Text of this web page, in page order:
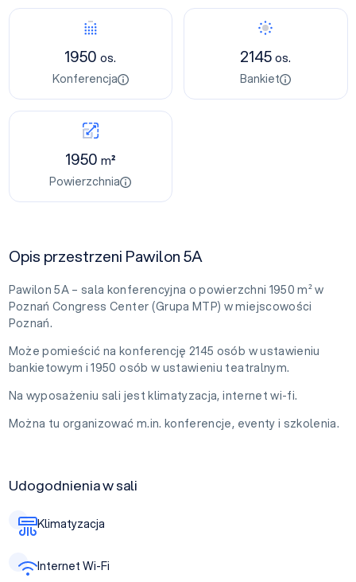
1950os.
Konferencja
2145os.
Bankiet
1950m²
Powierzchnia
Opis przestrzeni Pawilon 5A
Pawilon 5A – sala konferencyjna o powierzchni 1950 m² w
Poznań Congress Center (Grupa MTP) w miejscowości
Poznań.
Może pomieścić na konferencję 2145 osób w ustawieniu
bankietowym i 1950 osób w ustawieniu teatralnym.
Na wyposażeniu sali jest klimatyzacja, internet wi-fi.
Można tu organizować m.in. konferencje, eventy i szkolenia.
Udogodnienia w sali
Klimatyzacja
Internet Wi-Fi